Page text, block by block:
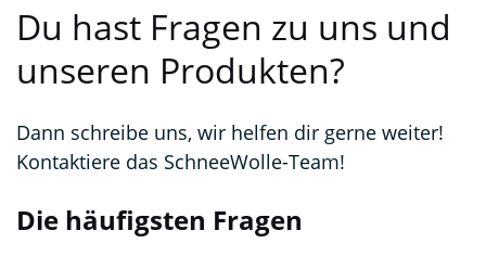
Du hast Fragen zu uns und
unseren Produkten?
Dann schreibe uns, wir helfen dir gerne weiter!
Kontaktiere das SchneeWolle-Team!
Die häufigsten Fragen